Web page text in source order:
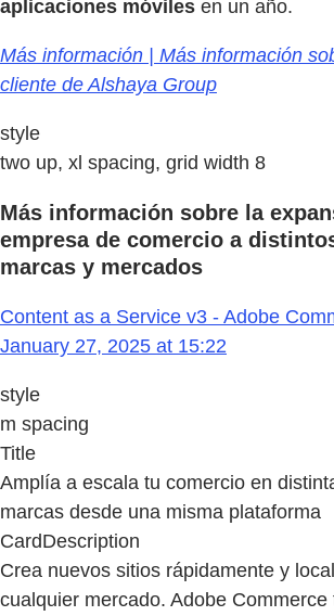
aplicaciones móviles en un año.
Más información | Más información
cliente de Alshaya Group
style
two up, xl spacing, grid width 8
Más información sobre la
empresa de comercio a
marcas y mercados
Content as a Service v3 - Adobe
January 27, 2025 at 15:22
style
m spacing
Title
Amplía a escala tu comercio en
marcas desde una misma plataforma
CardDescription
Crea nuevos sitios rápidamente y
cualquier mercado. Adobe Commerce